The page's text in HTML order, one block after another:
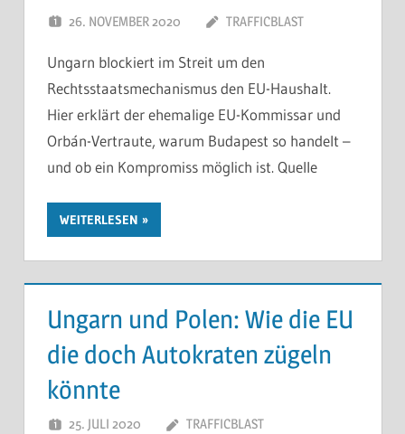
26. NOVEMBER 2020 TRAFFICBLAST
Ungarn blockiert im Streit um den
Rechtsstaatsmechanismus den EU-Haushalt.
Hier erklärt der ehemalige EU-Kommissar und
Orbán-Vertraute, warum Budapest so handelt –
und ob ein Kompromiss möglich ist. Quelle
WEITERLESEN
Ungarn und Polen: Wie die EU
die doch Autokraten zügeln
könnte
25. JULI 2020 TRAFFICBLAST